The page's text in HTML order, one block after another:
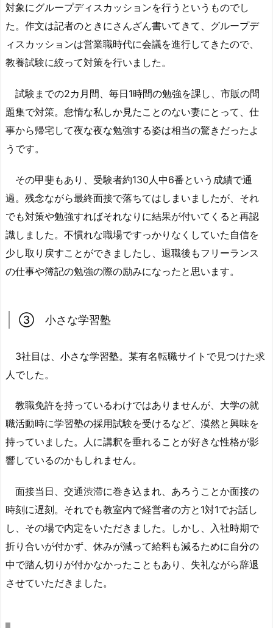
対象にグループディスカッションを行うというものでし
た。作文は記者のときにさんざん書いてきて、グループデ
ィスカッションは営業職時代に会議を進行してきたので、
教養試験に絞って対策を行いました。
試験までの2カ月間、毎日1時間の勉強を課し、市販の問
題集で対策。怠惰な私しか見たことのない妻にとって、仕
事から帰宅して夜な夜な勉強する姿は相当の驚きだったよ
うです。
その甲斐もあり、受験者約130人中6番という成績で通
過。残念ながら最終面接で落ちてはしまいましたが、それ
でも対策や勉強すればそれなりに結果が付いてくると再認
識しました。不慣れな職場ですっかりなくしていた自信を
少し取り戻すことができましたし、退職後もフリーランス
の仕事や簿記の勉強の際の励みになったと思います。
③ 小さな学習塾
3社目は、小さな学習塾。某有名転職サイトで見つけた求
人でした。
教職免許を持っているわけではありませんが、大学の就
職活動時に学習塾の採用試験を受けるなど、漠然と興味を
持っていました。人に講釈を垂れることが好きな性格が影
響しているのかもしれません。
面接当日、交通渋滞に巻き込まれ、あろうことか面接の
時刻に遅刻。それでも教室内で経営者の方と1対1でお話し
し、その場で内定をいただきました。しかし、入社時期で
折り合いが付かず、休みが減って給料も減るために自分の
中で踏ん切りが付かなかったこともあり、失礼ながら辞退
させていただきました。